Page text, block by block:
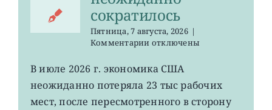
сократилось
Пятница, 7 августа, 2026 |
Комментариик
VOO:
рабочих
мест
отключены
В июле 2026 г. экономика США
неожиданно потеряла 23 тыс рабочих
мест, после пересмотренного в сторону